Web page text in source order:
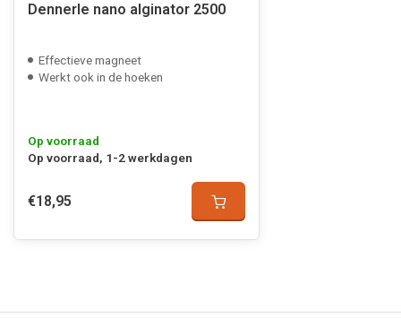
Dennerle nano alginator 2500
Effectieve magneet
Werkt ook in de hoeken
Op voorraad
Op voorraad, 1-2 werkdagen
€18,95